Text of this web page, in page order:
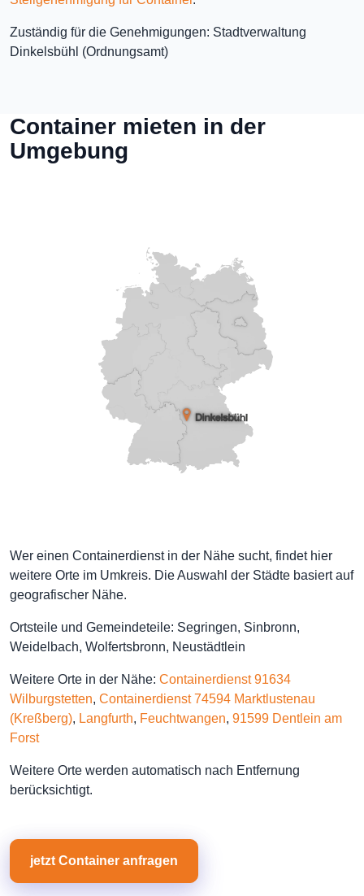
Zuständig für die Genehmigungen: Stadtverwaltung
Dinkelsbühl (Ordnungsamt)
Container mieten in der
Umgebung
Wer einen Containerdienst in der Nähe sucht, findet hier
weitere Orte im Umkreis. Die Auswahl der Städte basiert auf
geografischer Nähe.
Ortsteile und Gemeindeteile: Segringen, Sinbronn,
Weidelbach, Wolfertsbronn, Neustädtlein
Weitere Orte in der Nähe: Containerdienst 91634
Wilburgstetten, Containerdienst 74594 Marktlustenau
(Kreßberg), Langfurth, Feuchtwangen, 91599 Dentlein am
Forst
Weitere Orte werden automatisch nach Entfernung
berücksichtigt.
jetzt Container anfragen